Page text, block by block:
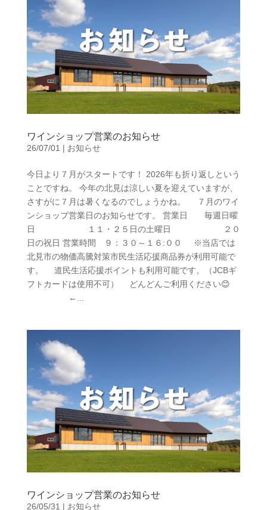
ワインショップ営業のお知らせ
26/07/01 | お知らせ
今日より７月がスタートです！ 2026年も折り返しという
ことですね。 今年の北見は涼しい夏を迎えていますが、
さすがに７月は暑くなるのでしょうかね。 ７月のワイ
ンショップ営業日のお知らせです。 営業日 毎週日曜
日 １１・２５日の土曜日 ２０
日の祝日 営業時間 ９：３０～１６:００ ※当店では
北見市の物価高騰対策市民生活応援商品券が利用可能で
す。 道民生活応援ポイントも利用可能です。（JCBギ
フトカードは使用不可） どんどんご利用ください😊
←...
ワインショップ営業のお知らせ
26/05/31 | お知らせ